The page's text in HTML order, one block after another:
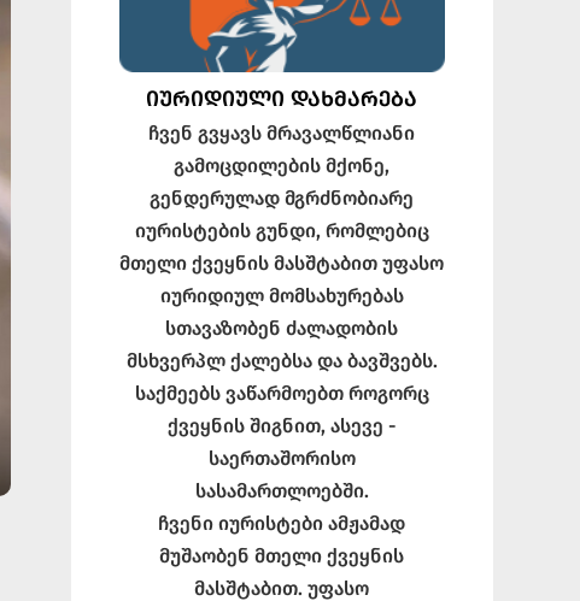
ᲘᲣᲠᲘᲓᲘᲣᲚᲘ ᲓᲐᲮᲛᲐᲠᲔᲑᲐ
ჩვენ გვყავს მრავალწლიანი
გამოცდილების მქონე,
გენდერულად მგრძნობიარე
იურისტების გუნდი, რომლებიც
მთელი ქვეყნის მასშტაბით უფასო
იურიდიულ მომსახურებას
სთავაზობენ ძალადობის
მსხვერპლ ქალებსა და ბავშვებს.
საქმეებს ვაწარმოებთ როგორც
ქვეყნის შიგნით, ასევე -
საერთაშორისო
სასამართლოებში.
ჩვენი იურისტები ამჟამად
მუშაობენ მთელი ქვეყნის
მასშტაბით. უფასო